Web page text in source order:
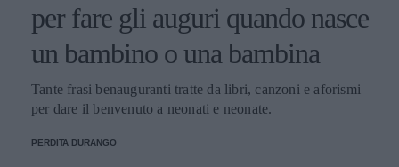
per fare gli auguri quando nasce
un bambino o una bambina
Tante frasi benauguranti tratte da libri, canzoni e aforismi
per dare il benvenuto a neonati e neonate.
PERDITA DURANGO